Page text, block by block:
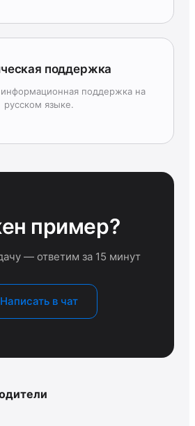
поддержка
информационная поддержка на
русском языке.
пример?
— ответим за 15 минут
Написать в чат